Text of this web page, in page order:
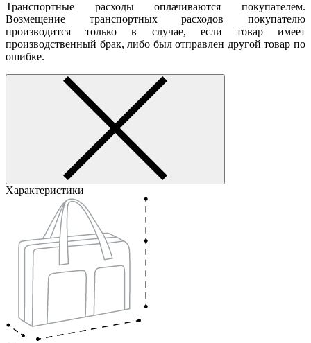
Транспортные расходы оплачиваются покупателем.
Возмещение транспортных расходов покупателю
производится только в случае, если товар имеет
производственный брак, либо был отправлен другой товар по
ошибке.
Характеристики